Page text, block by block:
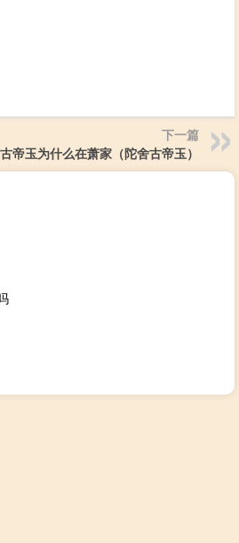
下一篇
帝玉为什么在萧家（陀舍古帝玉）